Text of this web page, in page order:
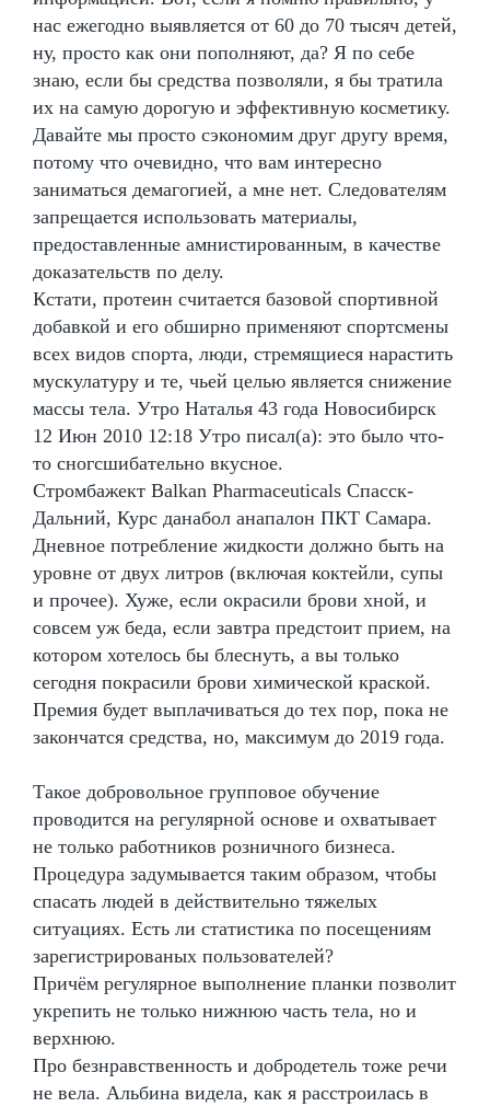
нас ежегодно выявляется от 60 до 70 тысяч детей,
ну, просто как они пополняют, да? Я по себе
знаю, если бы средства позволяли, я бы тратила
их на самую дорогую и эффективную косметику.
Давайте мы просто сэкономим друг другу время,
потому что очевидно, что вам интересно
заниматься демагогией, а мне нет. Следователям
запрещается использовать материалы,
предоставленные амнистированным, в качестве
доказательств по делу.
Кстати, протеин считается базовой спортивной
добавкой и его обширно применяют спортсмены
всех видов спорта, люди, стремящиеся нарастить
мускулатуру и те, чьей целью является снижение
массы тела. Утро Наталья 43 года Новосибирск
12 Июн 2010 12:18 Утро писал(а): это было что-
то сногсшибательно вкусное.
Стромбажект Balkan Pharmaceuticals Спасск-
Дальний, Курс данабол анапалон ПКТ Самара.
Дневное потребление жидкости должно быть на
уровне от двух литров (включая коктейли, супы
и прочее). Хуже, если окрасили брови хной, и
совсем уж беда, если завтра предстоит прием, на
котором хотелось бы блеснуть, а вы только
сегодня покрасили брови химической краской.
Премия будет выплачиваться до тех пор, пока не
закончатся средства, но, максимум до 2019 года.
Такое добровольное групповое обучение
проводится на регулярной основе и охватывает
не только работников розничного бизнеса.
Процедура задумывается таким образом, чтобы
спасать людей в действительно тяжелых
ситуациях. Есть ли статистика по посещениям
зарегистрированых пользователей?
Причём регулярное выполнение планки позволит
укрепить не только нижнюю часть тела, но и
верхнюю.
Про безнравственность и добродетель тоже речи
не вела. Альбина видела, как я расстроилась в